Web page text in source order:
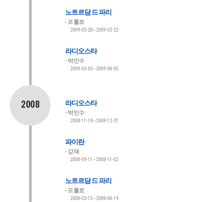
노트르담 드 파리
프롤로
2009-03-20~2009-03-22
라디오스타
박민수
2009-03-03~2009-04-05
2008 라디오스타
박민수
2008-11-18~2008-12-31
파이란
강재
2008-09-11~2008-11-02
노트르담 드 파리
프롤로
2008-03-15~2008-04-19